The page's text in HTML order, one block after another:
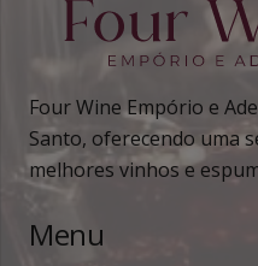
Four Wine Empório e
Santo, oferecendo uma
melhores vinhos e
Menu